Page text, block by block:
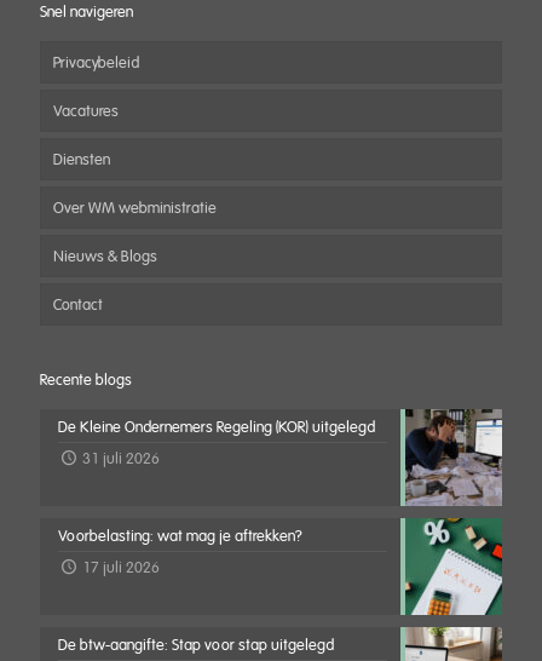
Snel navigeren
Privacybeleid
Vacatures
Diensten
Over WM webministratie
Nieuws & Blogs
Contact
Recente blogs
De Kleine Ondernemers Regeling (KOR) uitgelegd
31 juli 2026
Voorbelasting: wat mag je aftrekken?
17 juli 2026
De btw-aangifte: Stap voor stap uitgelegd